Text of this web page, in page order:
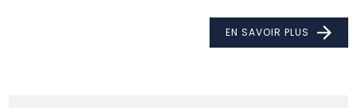
EN SAVOIR PLUS